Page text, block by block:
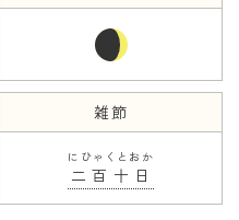
雑節
二百十日
にひゃくとおか